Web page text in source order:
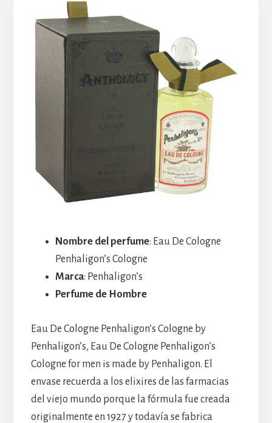
Nombre del perfume: Eau De Cologne
Penhaligon’s Cologne
Marca: Penhaligon’s
Perfume de Hombre
Eau De Cologne Penhaligon’s Cologne by
Penhaligon’s, Eau De Cologne Penhaligon’s
Cologne for men is made by Penhaligon. El
envase recuerda a los elixires de las farmacias
del viejo mundo porque la fórmula fue creada
originalmente en 1927 y todavía se fabrica